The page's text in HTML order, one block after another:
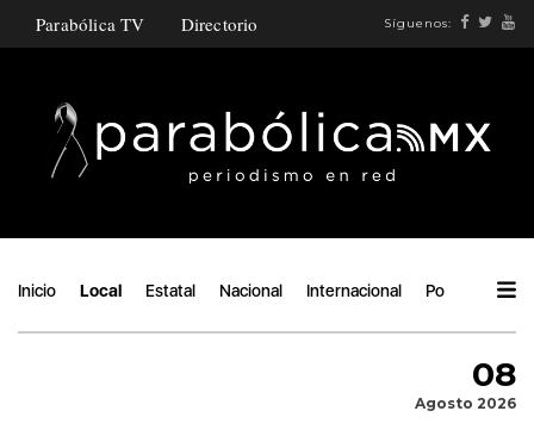
Parabólica TV Directorio Síguenos:
Inicio Local Estatal Nacional Internacional Política
08
Agosto 2026